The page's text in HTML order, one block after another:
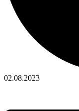
02.08.2023